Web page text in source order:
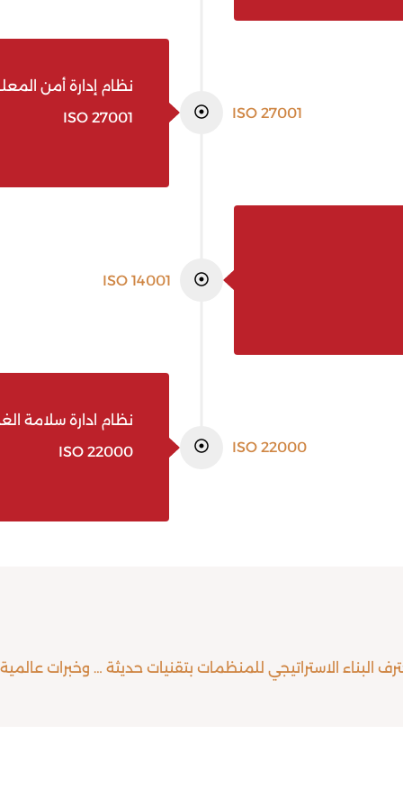
نظام إدارة أمن
ISO 27001
ISO 27001
ISO 14001
نظام ادارة سلامة
ISO 22000
ISO 22000
البناء الاستراتيجي للمنظمات بتقنيات حديثة … وخبرات